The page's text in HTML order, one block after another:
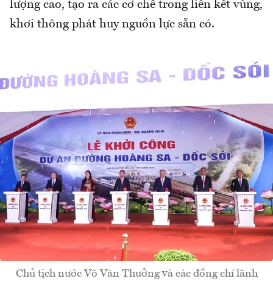
lượng cao, tạo ra các cơ chế trong liên kết vùng,
khơi thông phát huy nguồn lực sẵn có.
Chủ tịch nước Võ Văn Thưởng và các đồng chí lãnh